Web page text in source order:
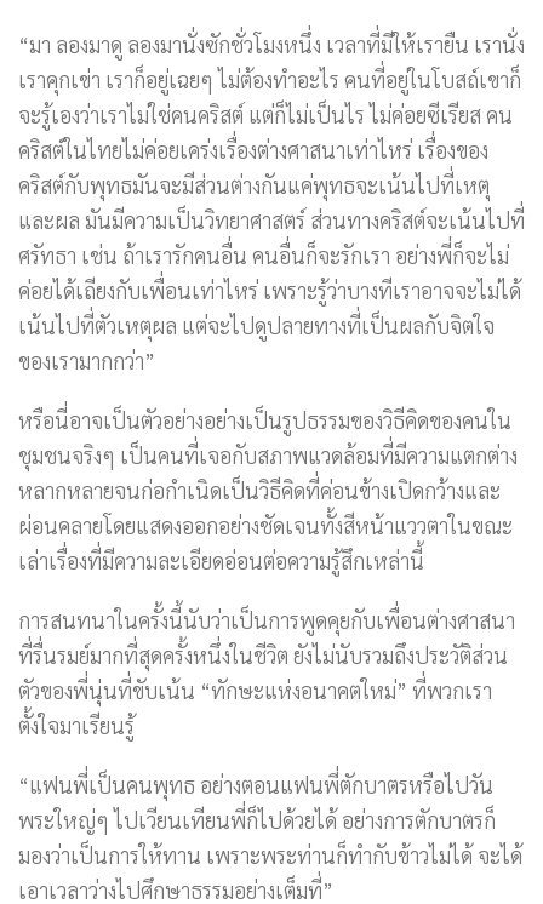
“มา ลองมาดู ลองมานั่งซักชั่วโมงหนึ่ง เวลาที่มีให้เรายืน เรานั่ง
เราคุกเข่า เราก็อยู่เฉยๆ ไม่ต้องทำอะไร คนที่อยู่ในโบสถ์เขาก็
จะรู้เองว่าเราไม่ใช่คนคริสต์ แต่ก็ไม่เป็นไร ไม่ค่อยซีเรียส คน
คริสต์ในไทยไม่ค่อยเคร่งเรื่องต่างศาสนาเท่าไหร่ เรื่องของ
คริสต์กับพุทธมันจะมีส่วนต่างกันแค่พุทธจะเน้นไปที่เหตุ
และผล มันมีความเป็นวิทยาศาสตร์ ส่วนทางคริสต์จะเน้นไปที่
ศรัทธา เช่น ถ้าเรารักคนอื่น คนอื่นก็จะรักเรา อย่างพี่ก็จะไม่
ค่อยได้เถียงกับเพื่อนเท่าไหร่ เพราะรู้ว่าบางทีเราอาจจะไม่ได้
เน้นไปที่ตัวเหตุผล แต่จะไปดูปลายทางที่เป็นผลกับจิตใจ
ของเรามากกว่า”
หรือนี่อาจเป็นตัวอย่างอย่างเป็นรูปธรรมของวิธีคิดของคนใน
ชุมชนจริงๆ เป็นคนที่เจอกับสภาพแวดล้อมที่มีความแตกต่าง
หลากหลายจนก่อกำเนิดเป็นวิธีคิดที่ค่อนข้างเปิดกว้างและ
ผ่อนคลายโดยแสดงออกอย่างชัดเจนทั้งสีหน้าแววตาในขณะ
เล่าเรื่องที่มีความละเอียดอ่อนต่อความรู้สึกเหล่านี้
การสนทนาในครั้งนี้นับว่าเป็นการพูดคุยกับเพื่อนต่างศาสนา
ที่รื่นรมย์มากที่สุดครั้งหนึ่งในชีวิต ยังไม่นับรวมถึงประวัติส่วน
ตัวของพี่นุ่นที่ขับเน้น “ทักษะแห่งอนาคตใหม่” ที่พวกเรา
ตั้งใจมาเรียนรู้
“แฟนพี่เป็นคนพุทธ อย่างตอนแฟนพี่ตักบาตรหรือไปวัน
พระใหญ่ๆ ไปเวียนเทียนพี่ก็ไปด้วยได้ อย่างการตักบาตรก็
มองว่าเป็นการให้ทาน เพราะพระท่านก็ทำกับข้าวไม่ได้ จะได้
เอาเวลาว่างไปศึกษาธรรมอย่างเต็มที่”